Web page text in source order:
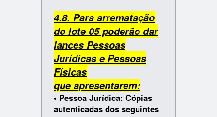
4.8. Para arrematação
do lote 05 poderão dar
lances Pessoas
Jurídicas e Pessoas
Físicas
que apresentarem:
• Pessoa Jurídica: Cópias
autenticadas dos seguintes